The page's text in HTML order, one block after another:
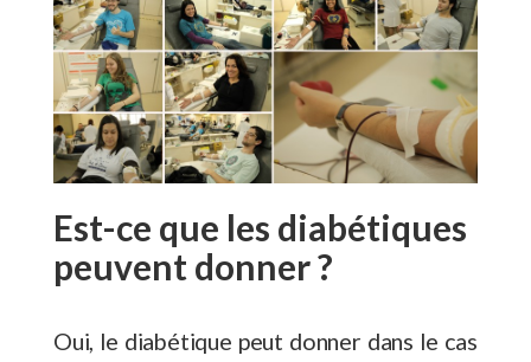
Est-ce que les diabétiques
peuvent donner ?
Oui, le diabétique peut donner dans le cas